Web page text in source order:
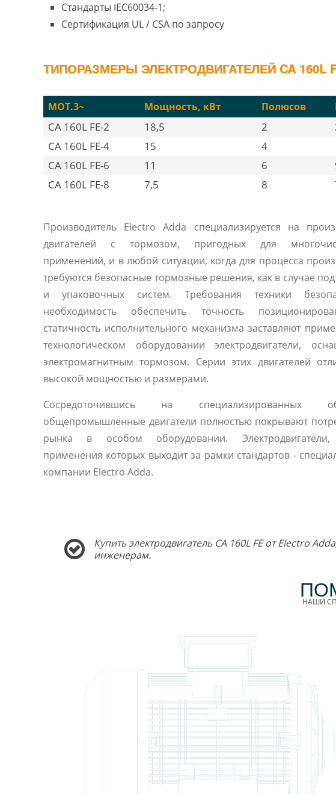
Стандарты IEC60034-1;
Сертификация UL / CSA по запросу
ТИПОРАЗМЕРЫ ЭЛЕКТРОДВИГАТЕЛЕЙ CA 160L
MOT.3~ Мощность, кВт Полюсов
CA 160L FE-2 18,5 2
CA 160L FE-4 15 4
CA 160L FE-6 11 6
CA 160L FE-8 7,5 8
Производитель Electro Adda специализируется на
двигателей с тормозом, пригодных для
применений, и в любой ситуации, когда для процесса
требуются безопасные тормозные решения, как в случае
и упаковочных систем. Требования техники
необходимость обеспечить точность
статичность исполнительного механизма заставляют
технологическом оборудовании электродвигатели,
электромагнитным тормозом. Серии этих двигателей
высокой мощностью и размерами.
Сосредоточившись на специализированных
общепромышленные двигатели полностью покрывают
рынка в особом оборудовании.
применения которых выходит за рамки стандартов -
компании Electro Adda.
Купить электродвигатель CA 160L FE от Electro
инженерам.
НАШИ